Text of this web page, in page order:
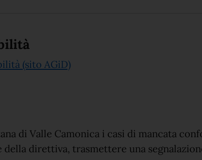
(sito AGiD)
di Valle Camonica i casi di mancata
direttiva, trasmettere una